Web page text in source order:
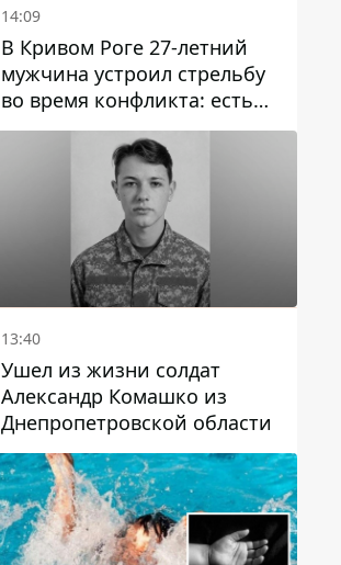
14:09
В Кривом Роге 27-летний
мужчина устроил стрельбу
во время конфликта: есть
раненый
13:40
Ушел из жизни солдат
Александр Комашко из
Днепропетровской области